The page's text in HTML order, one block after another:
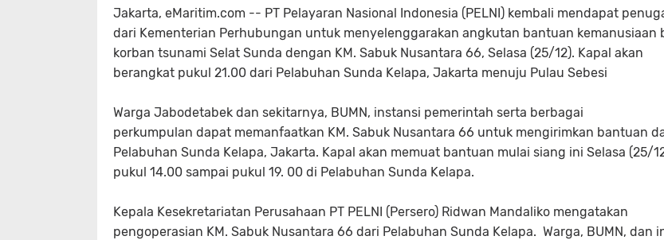
Jakarta, eMaritim.com -- PT Pelayaran Nasional Indonesia (PELNI) kembali mendapat
dari Kementerian Perhubungan untuk menyelenggarakan angkutan bantuan kemanusiaan
korban tsunami Selat Sunda dengan KM. Sabuk Nusantara 66, Selasa (25/12). Kapal akan
berangkat pukul 21.00 dari Pelabuhan Sunda Kelapa, Jakarta menuju Pulau Sebesi
Warga Jabodetabek dan sekitarnya, BUMN, instansi pemerintah serta berbagai
perkumpulan dapat memanfaatkan KM. Sabuk Nusantara 66 untuk mengirimkan bantuan
Pelabuhan Sunda Kelapa, Jakarta. Kapal akan memuat bantuan mulai siang ini Selasa (25/
pukul 14.00 sampai pukul 19. 00 di Pelabuhan Sunda Kelapa.
Kepala Kesekretariatan Perusahaan PT PELNI (Persero) Ridwan Mandaliko mengatakan
pengoperasian KM. Sabuk Nusantara 66 dari Pelabuhan Sunda Kelapa. Warga, BUMN, dan